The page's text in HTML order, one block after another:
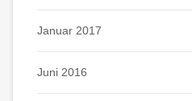
Januar 2017
Juni 2016